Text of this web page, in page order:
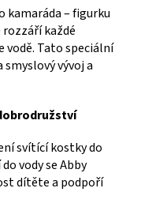
kamaráda – figurku
každé
vodě. Tato speciální
vývoj a
svítící kostky do
vody se Abby
dítěte a podpoří